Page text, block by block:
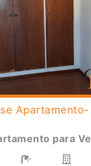
Apartamento-
para